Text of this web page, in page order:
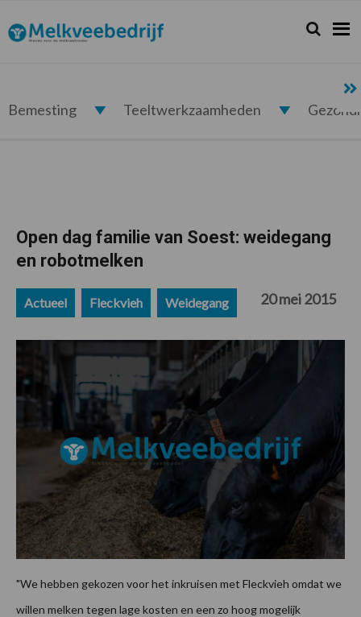
de
hoofdnavigatie
de
hoofd
de
eerste
de
voettekst
Melkveebedrijf.nl Zoeken...
Zoek
Bemesting Teeltwerkzaamheden
Open dag familie van Soest: weidegang
en robotmelken
Actueel Fleckvieh Weidegang 20 mei 2015
"We hebben gekozen voor het inkruisen met Fleckvieh omdat we
willen melken tegen lage kosten en een zo hoog mogelijk